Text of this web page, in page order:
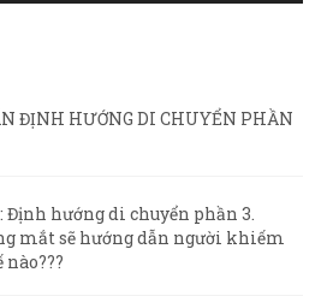
ĐỊNH HƯỚNG DI CHUYỂN PHẦN
Định hướng di chuyển phần 3.
mắt sẽ hướng dẫn người khiếm